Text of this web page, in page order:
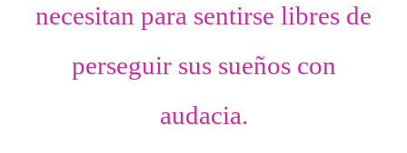
necesitan para sentirse libres de
perseguir sus sueños con
audacia.